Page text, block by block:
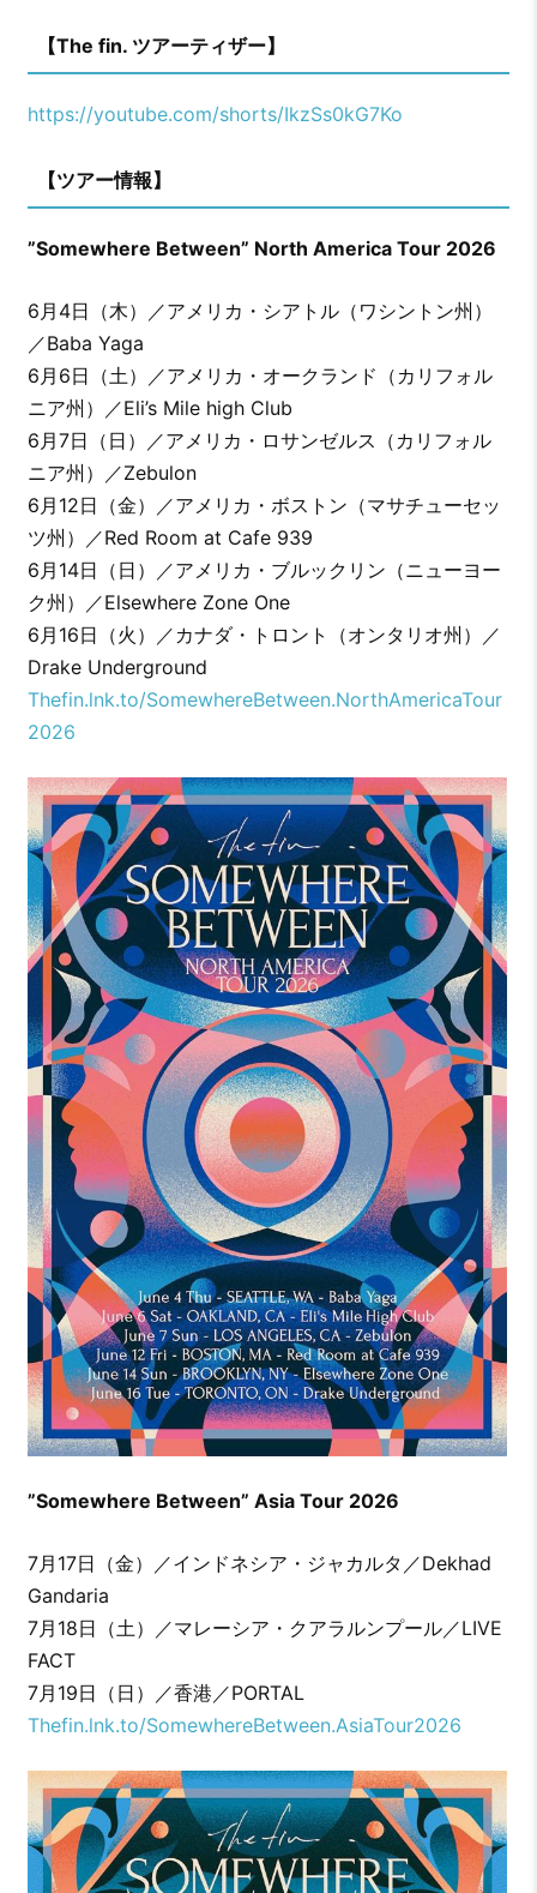
【The fin. ツアーティザー】
https://youtube.com/shorts/IkzSs0kG7Ko
【ツアー情報】
”Somewhere Between” North America Tour 2026
6月4日（木）／アメリカ・シアトル（ワシントン州）
／Baba Yaga
6月6日（土）／アメリカ・オークランド（カリフォル
ニア州）／Eli’s Mile high Club
6月7日（日）／アメリカ・ロサンゼルス（カリフォル
ニア州）／Zebulon
6月12日（金）／アメリカ・ボストン（マサチューセッ
ツ州）／Red Room at Cafe 939
6月14日（日）／アメリカ・ブルックリン（ニューヨー
ク州）／Elsewhere Zone One
6月16日（火）／カナダ・トロント（オンタリオ州）／
Drake Underground
Thefin.lnk.to/SomewhereBetween.NorthAmericaTour
2026
”Somewhere Between” Asia Tour 2026
7月17日（金）／インドネシア・ジャカルタ／Dekhad
Gandaria
7月18日（土）／マレーシア・クアラルンプール／LIVE
FACT
7月19日（日）／香港／PORTAL
Thefin.lnk.to/SomewhereBetween.AsiaTour2026